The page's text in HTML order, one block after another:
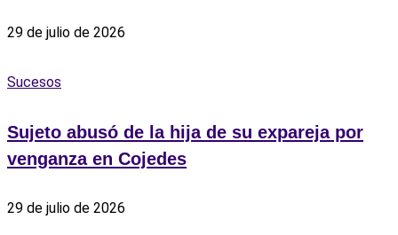
29 de julio de 2026
Sucesos
Sujeto abusó de la hija de su expareja por
venganza en Cojedes
29 de julio de 2026